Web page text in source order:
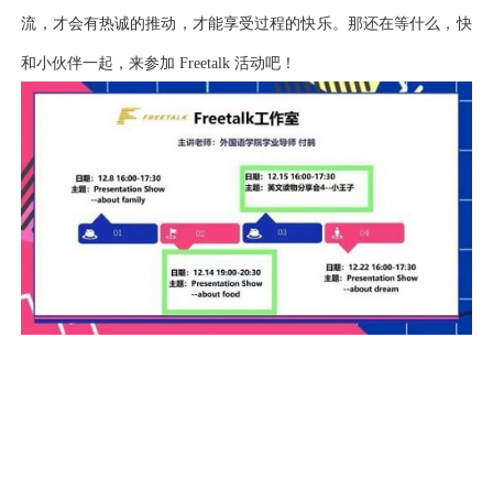
流，才会有热诚的推动，才能享受过程的快乐。那还在等什么，快
和小伙伴一起，来参加 Freetalk 活动吧！